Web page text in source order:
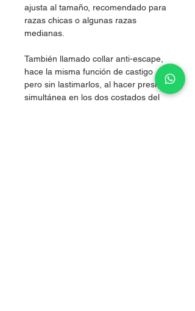
ajusta al tamaño, recomendado para
razas chicas o algunas razas
medianas.
También llamado collar anti-escape,
hace la misma función de castigo
pero sin lastimarlos, al hacer presión
simultánea en los dos costados del